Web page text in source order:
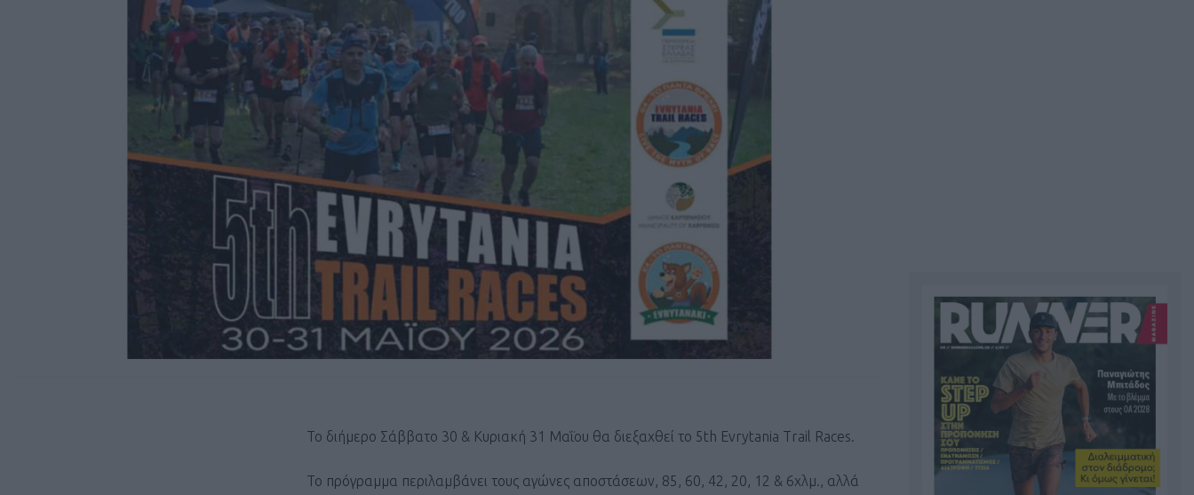
Το διήμερο Σάββατο 30 & Κυριακή 31 Μαΐου θα διεξαχθεί το 5th Evrytania Trail Races.
Το πρόγραμμα περιλαμβάνει τους αγώνες αποστάσεων, 85, 60, 42, 20, 12 & 6χλμ., αλλά